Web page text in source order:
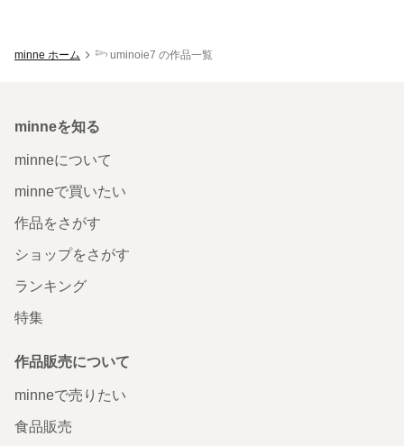
minne ホーム 𓆸 uminoie7 の作品一覧
minneを知る
minneについて
minneで買いたい
作品をさがす
ショップをさがす
ランキング
特集
作品販売について
minneで売りたい
食品販売